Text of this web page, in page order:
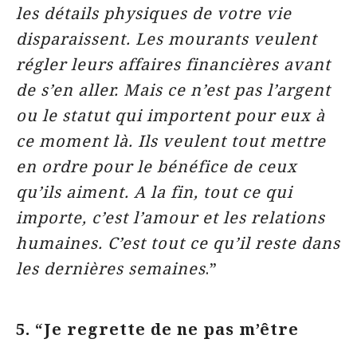
les détails physiques de votre vie
disparaissent. Les mourants veulent
régler leurs affaires financières avant
de s’en aller. Mais ce n’est pas l’argent
ou le statut qui importent pour eux à
ce moment là. Ils veulent tout mettre
en ordre pour le bénéfice de ceux
qu’ils aiment. A la fin, tout ce qui
importe, c’est l’amour et les relations
humaines. C’est tout ce qu’il reste dans
les dernières semaines.”
5. “Je regrette de ne pas m’être